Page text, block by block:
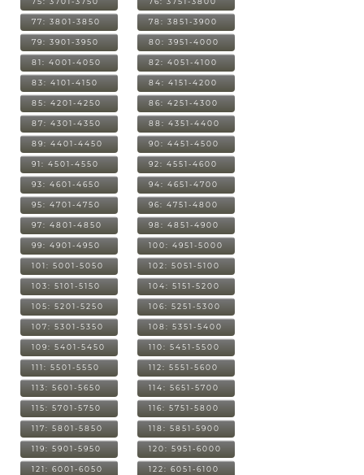
77: 3801-3850 78: 3851-3900
79: 3901-3950 80: 3951-4000
81: 4001-4050 82: 4051-4100
83: 4101-4150 84: 4151-4200
85: 4201-4250 86: 4251-4300
87: 4301-4350 88: 4351-4400
89: 4401-4450 90: 4451-4500
91: 4501-4550 92: 4551-4600
93: 4601-4650 94: 4651-4700
95: 4701-4750 96: 4751-4800
97: 4801-4850 98: 4851-4900
99: 4901-4950 100: 4951-5000
101: 5001-5050 102: 5051-5100
103: 5101-5150 104: 5151-5200
105: 5201-5250 106: 5251-5300
107: 5301-5350 108: 5351-5400
109: 5401-5450 110: 5451-5500
111: 5501-5550 112: 5551-5600
113: 5601-5650 114: 5651-5700
115: 5701-5750 116: 5751-5800
117: 5801-5850 118: 5851-5900
119: 5901-5950 120: 5951-6000
121: 6001-6050 122: 6051-6100